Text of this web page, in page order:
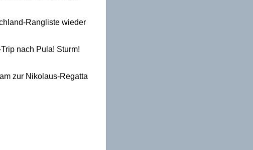
Rangliste wieder
nach Pula! Sturm!
zur Nikolaus-Regatta